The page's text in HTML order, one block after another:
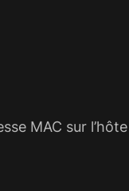
MAC sur